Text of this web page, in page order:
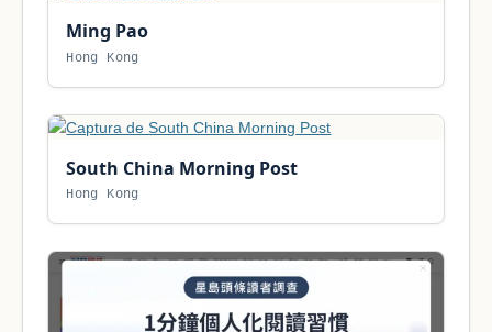
Ming Pao
Hong Kong
South China Morning Post
Hong Kong